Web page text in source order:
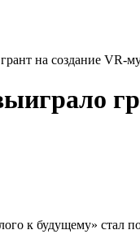
на создание VR-
к будущему»